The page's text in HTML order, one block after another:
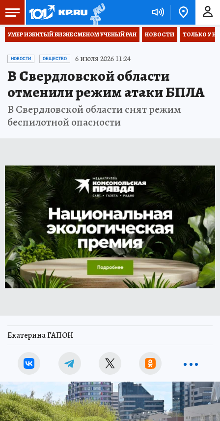
УМЕР ИЗБИТЫЙ БИЗНЕСМЕНОМ УЧЕНЫЙ РАН НОВОСТИ ТОЛЬКО У
НОВОСТИ ОБЩЕСТВО 6 июля 2026 11:24
В Свердловской области
отменили режим атаки БПЛА
В Свердловской области снят режим
беспилотной опасности
Екатерина ГАПОН